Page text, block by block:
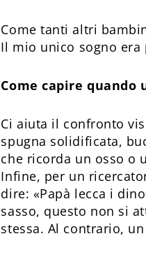
Come tanti altri
Il mio unico sogno
Come capire quando
Ci aiuta il confronto
spugna solidificata,
che ricorda un osso o
Infine, per un
dire: «Papà lecca i
sasso, questo non si
stessa. Al contrario,